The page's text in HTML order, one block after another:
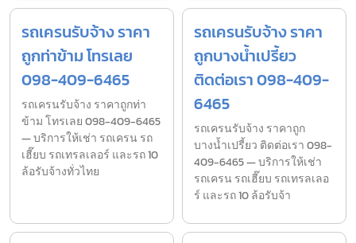
รถเครนรับจ้าง ราคา
ถูกท่าข้าม โทรเลย
098-409-6465
รถเครนรับจ้าง ราคาถูกท่า
ข้าม โทรเลย 098-409-6465
— บริการให้เช่า รถเครน รถ
เฮี๊ยบ รถเทรลเลอร์ และรถ 10
ล้อรับจ้างทั่วไทย
รถเครนรับจ้าง ราคา
ถูกบางน้ำเปรี้ยว
ติดต่อเรา 098-409-
6465
รถเครนรับจ้าง ราคาถูก
บางน้ำเปรี้ยว ติดต่อเรา 098-
409-6465 — บริการให้เช่า
รถเครน รถเฮี๊ยบ รถเทรลเลอ
ร์ และรถ 10 ล้อรับจ้า